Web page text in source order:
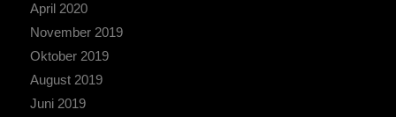
April 2020
November 2019
Oktober 2019
August 2019
Juni 2019